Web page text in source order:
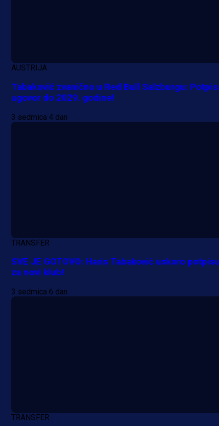
AUSTRIJA
Tabaković zvanično u Red Bull Salzburgu:
ugovor do 2029. godine!
3 sedmica 4 dan
TRANSFER
SVE JE GOTOVO: Haris Tabaković uskoro
za novi klub!
3 sedmica 6 dan
TRANSFER